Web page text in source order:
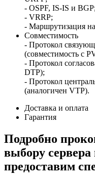
- OSPF, IS-IS и BGP;
- VRRP;
- Маршрутизация
Совместимость
- Протокол
(совместимость с
- Протокол
DTP);
- Протокол
(аналогичен VTP).
Доставка и оплата
Гарантия
Подробно
выбору сервера
предоставим